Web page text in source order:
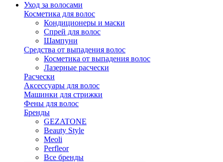
Уход за волосами
Косметика для волос
Кондиционеры и маски
Спрей для волос
Шампуни
Средства от выпадения волос
Косметика от выпадения волос
Лазерные расчески
Расчески
Аксессуары для волос
Машинки для стрижки
Фены для волос
Бренды
GEZATONE
Beauty Style
Meoli
Perfleor
Все бренды